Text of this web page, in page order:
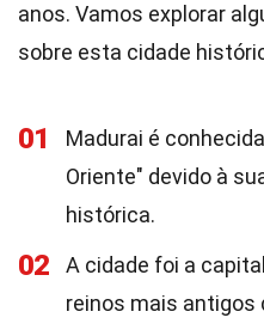
anos. Vamos explorar
sobre esta cidade
01
Madurai é
Oriente" devido à
histórica.
02
A cidade foi a
reinos mais antigos